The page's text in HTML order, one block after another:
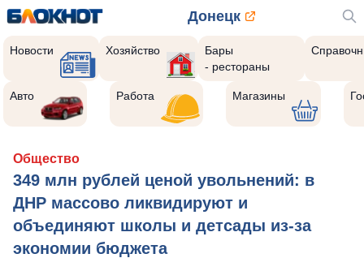
Донецк
Новости Хозяйство
Бары
- рестораны
Авто Работа Магазины
Общество
349 млн рублей ценой увольнений: в
ДНР массово ликвидируют и
объединяют школы и детсады из-за
экономии бюджета